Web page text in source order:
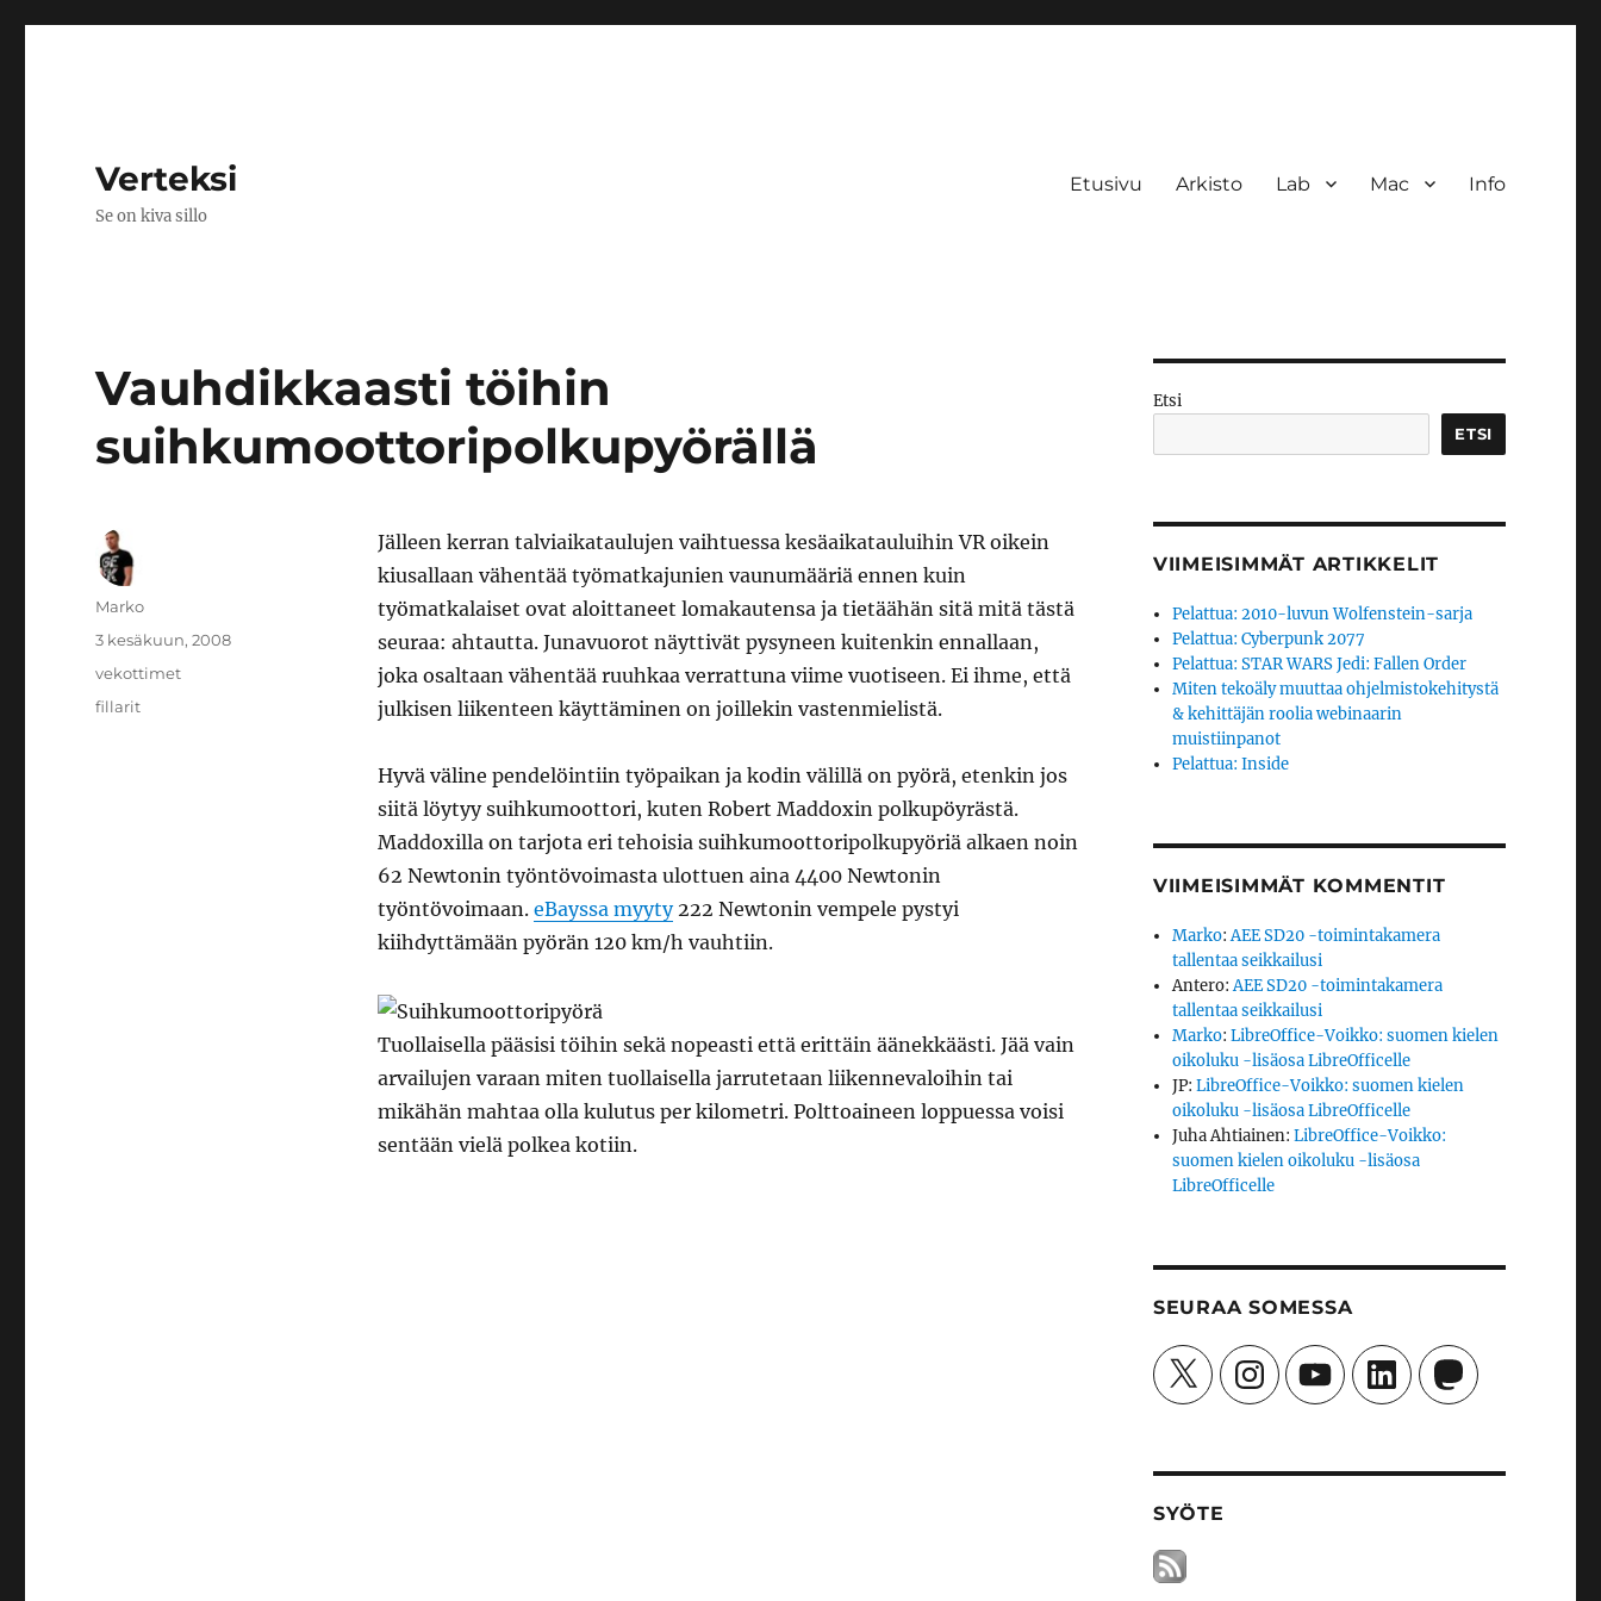
Verteksi
Se on kiva sillo
Etusivu Arkisto Lab Mac Info
Vauhdikkaasti töihin
suihkumoottoripolkupyörällä
Jälleen kerran talviaikataulujen vaihtuessa kesäaikatauluihin VR oikein
kiusallaan vähentää työmatkajunien vaunumääriä ennen kuin
työmatkalaiset ovat aloittaneet lomakautensa ja tietäähän sitä mitä tästä
seuraa: ahtautta. Junavuorot näyttivät pysyneen kuitenkin ennallaan,
joka osaltaan vähentää ruuhkaa verrattuna viime vuotiseen. Ei ihme, että
julkisen liikenteen käyttäminen on joillekin vastenmielistä.
Hyvä väline pendelöintiin työpaikan ja kodin välillä on pyörä, etenkin jos
siitä löytyy suihkumoottori, kuten Robert Maddoxin polkupöyrästä.
Maddoxilla on tarjota eri tehoisia suihkumoottoripolkupyöriä alkaen noin
62 Newtonin työntövoimasta ulottuen aina 4400 Newtonin
työntövoimaan. eBayssa myyty222 Newtonin vempele pystyi
kiihdyttämään pyörän 120 km/h vauhtiin.
Tuollaisella pääsisi töihin sekä nopeasti että erittäin äänekkäästi. Jää vain
arvailujen varaan miten tuollaisella jarrutetaan liikennevaloihin tai
mikähän mahtaa olla kulutus per kilometri. Polttoaineen loppuessa voisi
sentään vielä polkea kotiin.
Kirjoittaja
Marko
Julkaistu
3 kesäkuun, 2008
Kategoriat
vekottimet
Avainsanat
fillarit
Etsi
ETSI
VIIMEISIMMÄT ARTIKKELIT
Pelattua: 2010-luvun Wolfenstein-sarja
Pelattua: Cyberpunk 2077
Pelattua: STAR WARS Jedi: Fallen Order
Miten tekoäly muuttaa ohjelmistokehitystä
& kehittäjän roolia webinaarin
muistiinpanot
Pelattua: Inside
VIIMEISIMMÄT KOMMENTIT
Marko:AEE SD20 -toimintakamera
tallentaa seikkailusi
Antero:AEE SD20 -toimintakamera
tallentaa seikkailusi
Marko:LibreOffice-Voikko: suomen kielen
oikoluku -lisäosa LibreOfficelle
JP:LibreOffice-Voikko: suomen kielen
oikoluku -lisäosa LibreOfficelle
Juha Ahtiainen:LibreOffice-Voikko:
suomen kielen oikoluku -lisäosa
LibreOfficelle
SEURAA SOMESSA
X InstagramYouTubeLinkedInMastodon
SYÖTE